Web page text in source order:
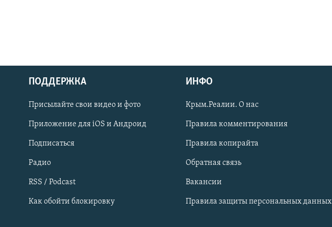
Українською
Qırımtatar
ПРИСОЕДИНЯЙТЕСЬ!
ПОДДЕРЖКА
Присылайте свои видео и фото
Приложение для iOS и Андроид
Подписаться
Радио
RSS / Podcast
Как обойти блокировку
ИНФО
Крым.Реалии. О нас
Правила комментирования
Правила копирайта
Обратная связь
Вакансии
Правила защиты персональных данных